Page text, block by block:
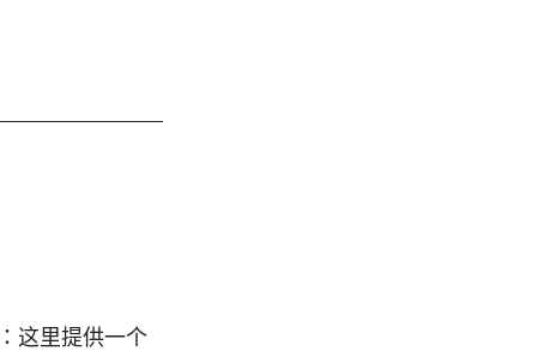
这里提供一个